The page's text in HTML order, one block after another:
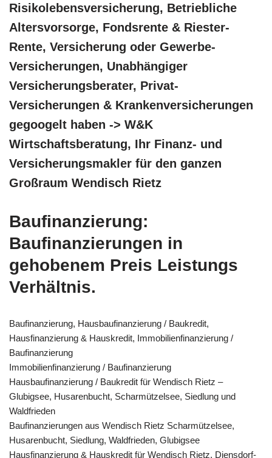
Risikolebensversicherung, Betriebliche
Altersvorsorge, Fondsrente & Riester-
Rente, Versicherung oder Gewerbe-
Versicherungen, Unabhängiger
Versicherungsberater, Privat-
Versicherungen & Krankenversicherungen
gegoogelt haben -> W&K
Wirtschaftsberatung, Ihr Finanz- und
Versicherungsmakler für den ganzen
Großraum Wendisch Rietz
Baufinanzierung:
Baufinanzierungen in
gehobenem Preis Leistungs
Verhältnis.
Baufinanzierung, Hausbaufinanzierung / Baukredit,
Hausfinanzierung & Hauskredit, Immobilienfinanzierung /
Baufinanzierung
Immobilienfinanzierung / Baufinanzierung
Hausbaufinanzierung / Baukredit für Wendisch Rietz –
Glubigsee, Husarenbucht, Scharmützelsee, Siedlung und
Waldfrieden
Baufinanzierungen aus Wendisch Rietz Scharmützelsee,
Husarenbucht, Siedlung, Waldfrieden, Glubigsee
Hausfinanzierung & Hauskredit für Wendisch Rietz, Diensdorf-